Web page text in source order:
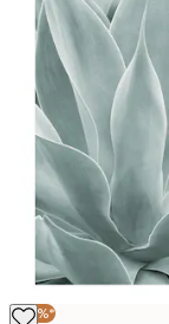
-40%*